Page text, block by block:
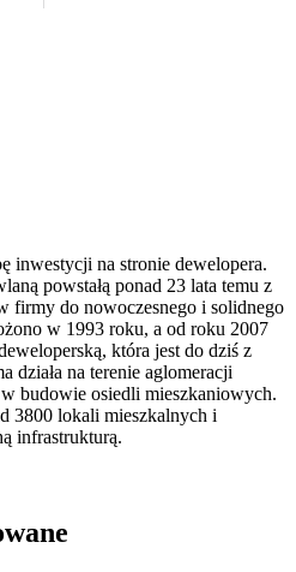
inwestycji na stronie dewelopera.
powstałą ponad 23 lata temu z
firmy do nowoczesnego i solidnego
w 1993 roku, a od roku 2007
która jest do dziś z
działa na terenie aglomeracji
budowie osiedli mieszkaniowych.
3800 lokali mieszkalnych i
infrastrukturą.